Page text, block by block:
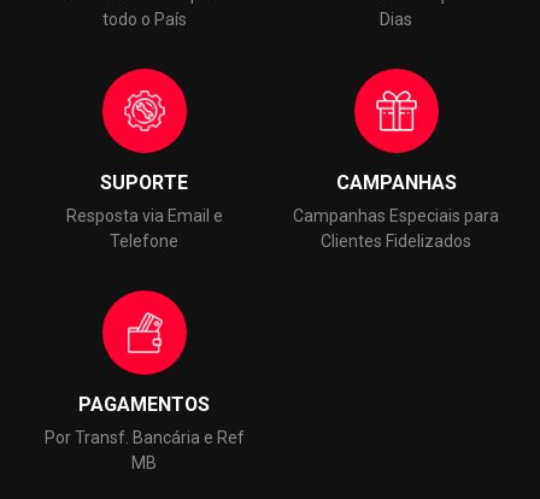
todo o País
Dias
SUPORTE
Resposta via Email e
Telefone
CAMPANHAS
Campanhas Especiais para
Clientes Fidelizados
PAGAMENTOS
Por Transf. Bancária e Ref
MB